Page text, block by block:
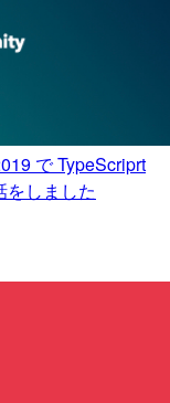
で TypeScriprt
をしました